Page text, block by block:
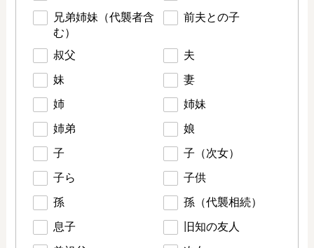
兄弟姉妹（代襲者含
む）
前夫との子
叔父 夫
妹 妻
姉 姉妹
姉弟 娘
子 子（次女）
子ら 子供
孫 孫（代襲相続）
息子 旧知の友人